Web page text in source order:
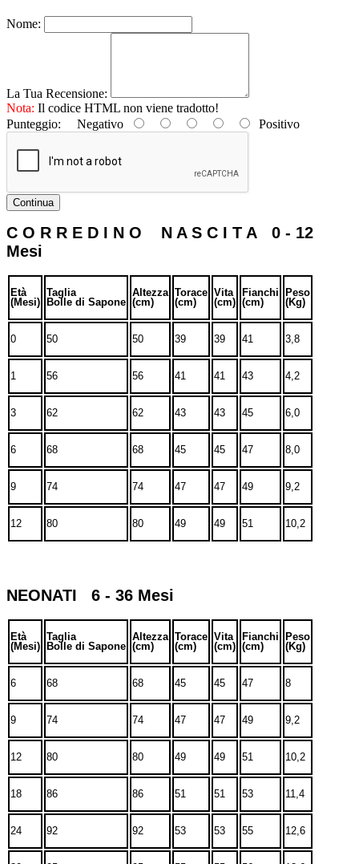
Nome:
La Tua Recensione:
Nota: Il codice HTML non viene tradotto!
Punteggio: Negativo Positivo
Continua
C O R R E D I N O N A S C I T A 0 - 12
Mesi
Età
(Mesi)
Taglia
Bolle di Sapone
Altezza
(cm)
Torace
(cm)
Vita
(cm)
Fianchi
(cm)
Peso
(Kg)
0 50 50 39 39 41 3,8
1 56 56 41 41 43 4,2
3 62 62 43 43 45 6,0
6 68 68 45 45 47 8,0
9 74 74 47 47 49 9,2
12 80 80 49 49 51 10,2
NEONATI 6 - 36 Mesi
Età
(Mesi)
Taglia
Bolle di Sapone
Altezza
(cm)
Torace
(cm)
Vita
(cm)
Fianchi
(cm)
Peso
(Kg)
6 68 68 45 45 47 8
9 74 74 47 47 49 9,2
12 80 80 49 49 51 10,2
18 86 86 51 51 53 11,4
24 92 92 53 53 55 12,6